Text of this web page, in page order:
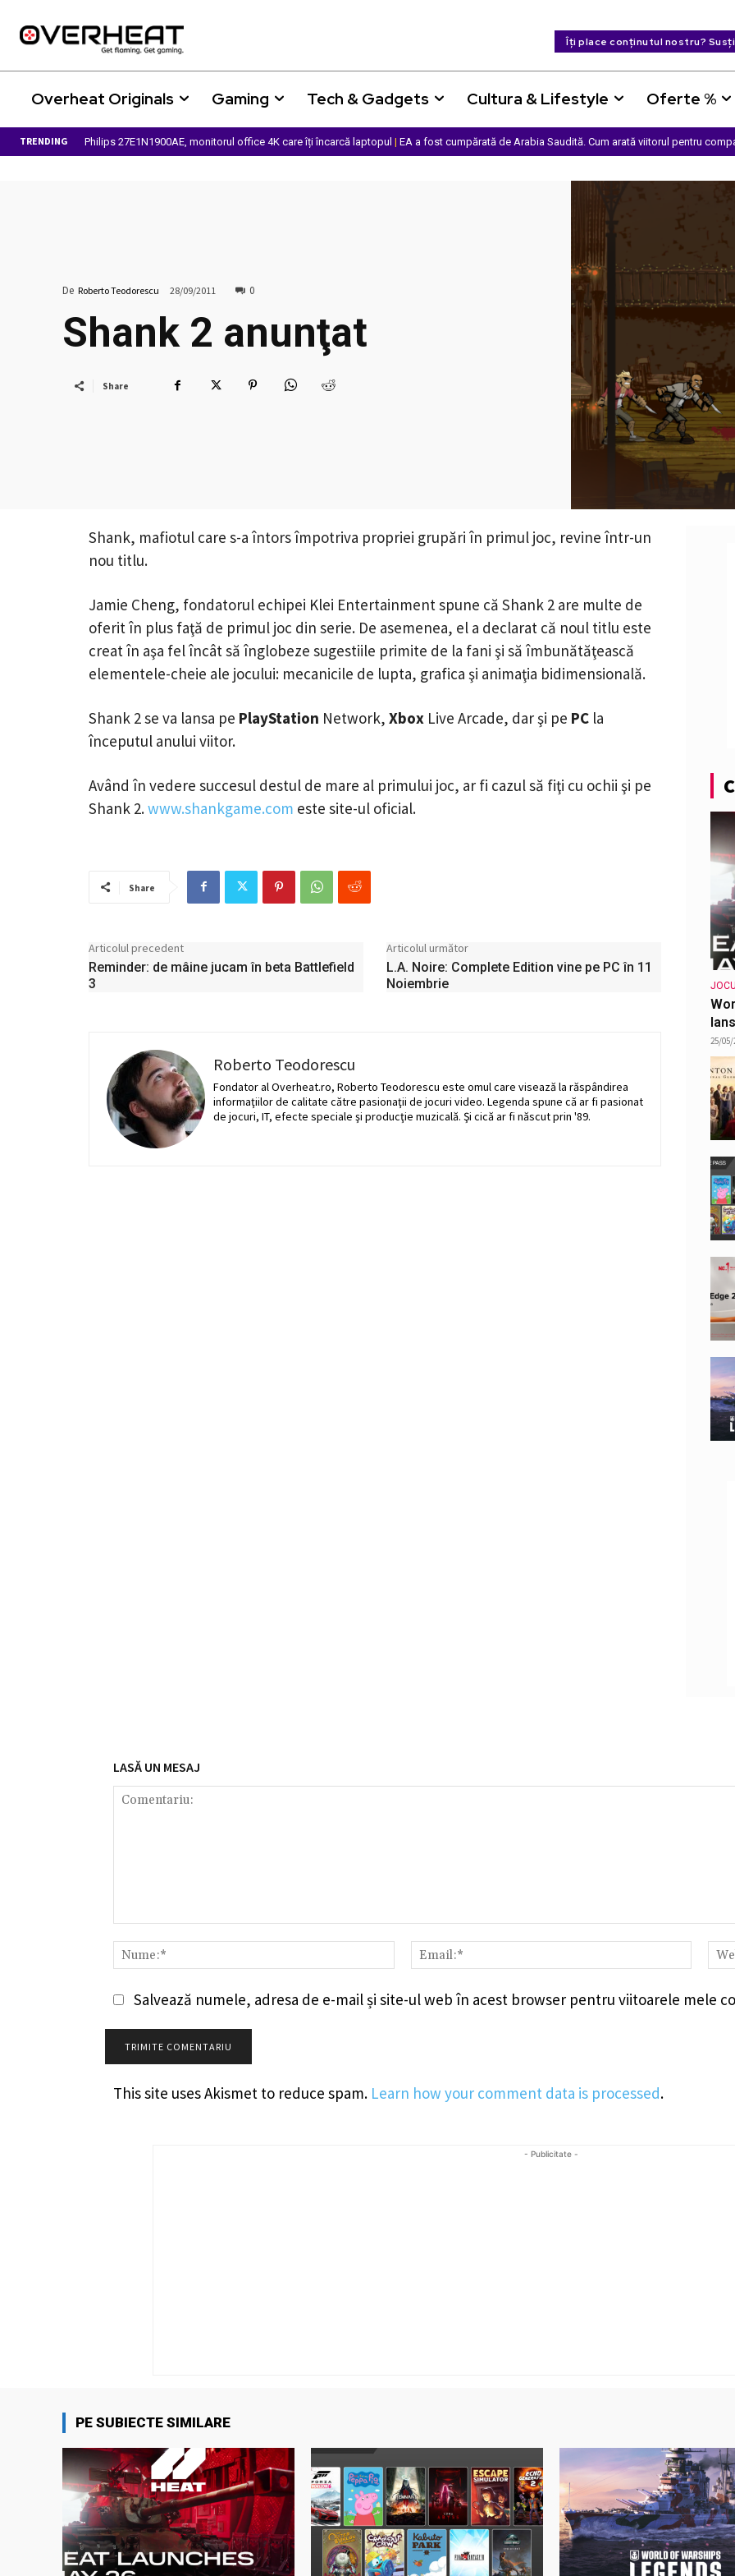
Îți place conținutul nostru?
Overheat Originals Gaming Tech & Gadgets Cultura & Lifestyle Oferte %
TRENDING Philips 27E1N1900AE, monitorul office 4K care îți încarcă laptopul | EA a fost cumpărată de Arabia Saudită. Cum arată viitorul pentru
De Roberto Teodorescu 28/09/2011 0
Shank 2 anunţat
Share
Shank, mafiotul care s-a întors împotriva propriei grupări în primul joc, revine într-un
nou titlu.
Jamie Cheng, fondatorul echipei Klei Entertainment spune că Shank 2 are multe de
oferit în plus faţă de primul joc din serie. De asemenea, el a declarat că noul titlu este
creat în aşa fel încât să înglobeze sugestiile primite de la fani şi să îmbunătăţească
elementele-cheie ale jocului: mecanicile de lupta, grafica şi animaţia bidimensională.
Shank 2 se va lansa pe PlayStation Network, Xbox Live Arcade, dar şi pe PC la
începutul anului viitor.
Având în vedere succesul destul de mare al primului joc, ar fi cazul să fiţi cu ochii şi pe
Shank 2.www.shankgame.com este site-ul oficial.
Share
Articolul precedent
Reminder: de mâine jucam în beta Battlefield
3
Articolul următor
L.A. Noire: Complete Edition vine pe PC în 11
Noiembrie
Roberto Teodorescu
Fondator al Overheat.ro, Roberto Teodorescu este omul care visează la răspândirea
informaţiilor de calitate către pasionaţii de jocuri video. Legenda spune că ar fi pasionat
de jocuri, IT, efecte speciale şi producţie muzicală. Şi cică ar fi născut prin '89.
25/05/
LASĂ UN MESAJ
Nume:*
Salvează numele, adresa de e-mail și site-ul web în acest browser pentru viitoarele mele
This site uses Akismet to reduce spam. Learn how your comment data is processed.
- Publicitate -
PE SUBIECTE SIMILARE